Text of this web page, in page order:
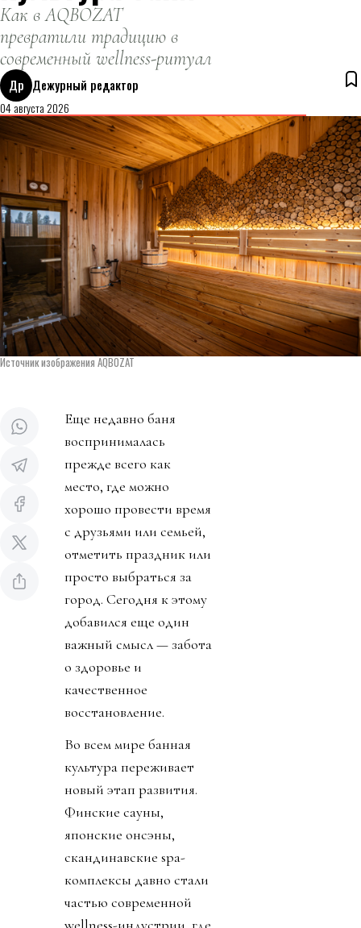
Как в AQBOZAT
превратили традицию в
современный wellness-ритуал
Др Дежурный редактор
04 августа 2026
Источник изображения AQBOZAT
Еще недавно баня
воспринималась
прежде всего как
место, где можно
хорошо провести время
с друзьями или семьей,
отметить праздник или
просто выбраться за
город. Сегодня к этому
добавился еще один
важный смысл — забота
о здоровье и
качественное
восстановление.
Во всем мире банная
культура переживает
новый этап развития.
Финские сауны,
японские онсэны,
скандинавские spa-
комплексы давно стали
частью современной